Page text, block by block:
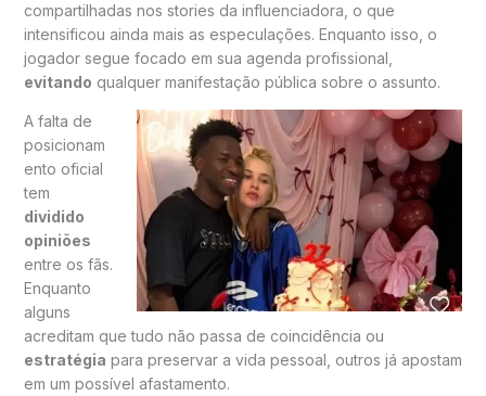
compartilhadas nos stories da influenciadora, o que
intensificou ainda mais as especulações. Enquanto isso, o
jogador segue focado em sua agenda profissional,
evitando qualquer manifestação pública sobre o assunto.
A falta de
posicionam
ento oficial
tem
dividido
opiniões
entre os fãs.
Enquanto
alguns
acreditam que tudo não passa de coincidência ou
estratégia para preservar a vida pessoal, outros já apostam
em um possível afastamento.